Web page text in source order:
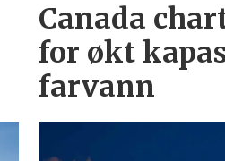
Canada
for økt
farvann